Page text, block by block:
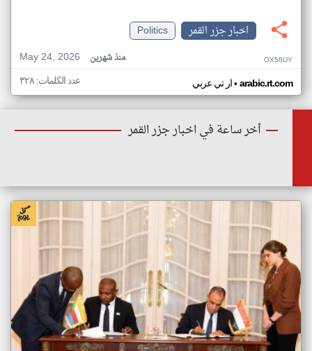
اخبار جزر القمر
Politics
May 24, 2026
منذ شهرين OX58UY
ار تي عربي• arabic.rt.com عدد الكلمات: ٣٢٨
أخر ساعة في اخبار جزر القمر